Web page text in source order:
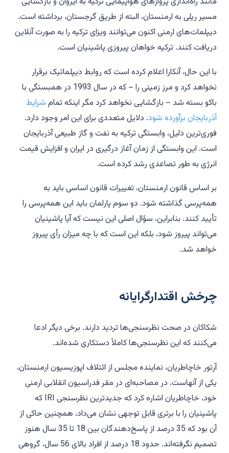
مسیر ریلی به ارمنستان، البته از طریق گرجستان، برداشته است.
دیپلمات‌های ارمنی اکنون می‌توانند ویزای ترکیه را به صورت آنلاین
دریافت کنند. ترکیه خواهان پیروزی پاشینیان است.
با این حال، آنکارا اعلام کرده است که روابط دیپلماتیک برقرار
نخواهد کرد و مرز زمینی را – که در سال 1993 در همبستگی با
باکو بسته شد – بازگشایی نخواهد کرد مگر اینکه تمام شرایط
آذربایجان برآورده شود. دلایل متعددی برای این امر وجود دارد.
فوری‌ترین دلیل، وابستگی ترکیه به نفت و گاز طبیعی آذربایجان
است. این وابستگی از زمان آغاز درگیری در ایران و افزایش قیمت
انرژی به طور تصاعدی رشد کرده است.
بر اساس قانون ارمنستان، تغییرات قانون اساسی باید به
همه‌پرسی گذاشته شود. دو سوم پارلمان باید این همه‌پرسی را
تأیید کنند. بنابراین، سؤال اصلی این نیست که آیا پاشینیان
می‌تواند پیروز شود، بلکه این است که با چه میزان رأی پیروز
خواهد شد.
چرخش اقتدارگرایانه
شکاکان در صحت نظرسنجی‌ها تردید دارند. برخی دیگر ادعا
می‌کنند که این نظرسنجی‌ها کاملاً دستکاری شده‌اند.
آرتور خاچاطریان، نماینده مجلس از ائتلاف اپوزیسیون ارمنستان،
یکی از آنهاست. در مصاحبه‌ای در مقر فدراسیون انقلابی ارمنی
خود، خاچاطریان اشاره کرد که جدیدترین نظرسنجی IRI که
پاشینیان را با برتری قابل توجهی نشان می‌داد، همچنین حاکی از
آن بود که 35 درصد از پاسخ‌دهندگان بین 18 تا 35 سال هنوز
تصمیم نگرفته‌اند. حدود 18 درصد از افراد بالای 56 سال، گروهی